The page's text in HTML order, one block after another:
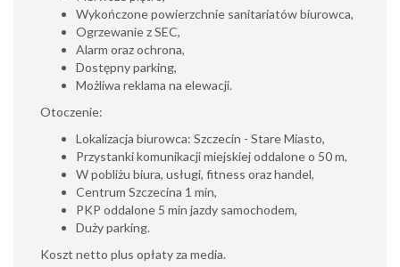
Wykończone powierzchnie sanitariatów biurowca,
Ogrzewanie z SEC,
Alarm oraz ochrona,
Dostępny parking,
Możliwa reklama na elewacji.
Otoczenie:
Lokalizacja biurowca: Szczecin - Stare Miasto,
Przystanki komunikacji miejskiej oddalone o 50 m,
W pobliżu biura, usługi, fitness oraz handel,
Centrum Szczecina 1 min,
PKP oddalone 5 min jazdy samochodem,
Duży parking.
Koszt netto plus opłaty za media.